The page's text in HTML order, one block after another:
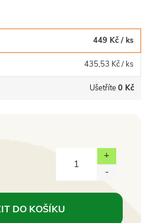
449 Kč / ks
435,53 Kč/ ks
Ušetříte0 Kč
DO KOŠÍKU